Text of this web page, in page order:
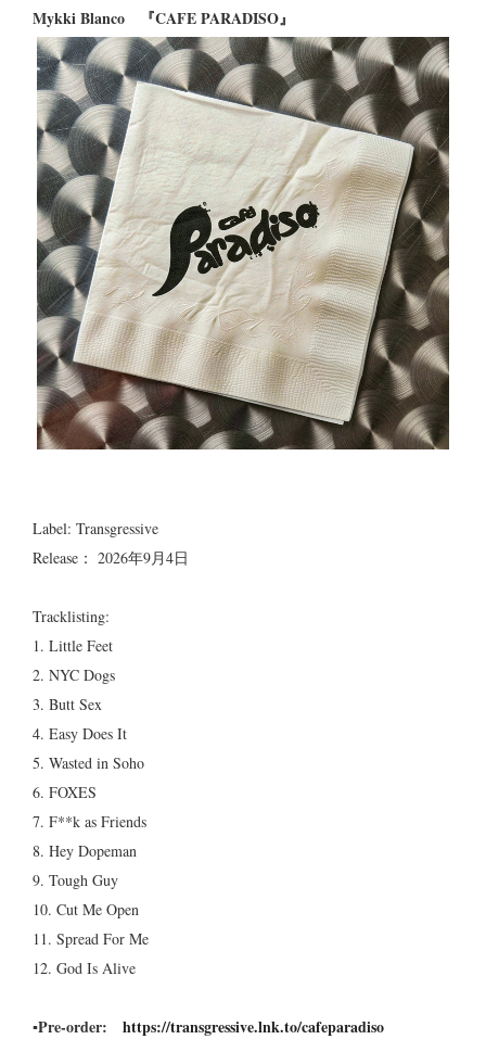
Mykki Blanco 『CAFE PARADISO』
Label: Transgressive
Release： 2026年9月4日
Tracklisting:
1. Little Feet
2. NYC Dogs
3. Butt Sex
4. Easy Does It
5. Wasted in Soho
6. FOXES
7. F**k as Friends
8. Hey Dopeman
9. Tough Guy
10. Cut Me Open
11. Spread For Me
12. God Is Alive
▪Pre-order: https://transgressive.lnk.to/cafeparadiso